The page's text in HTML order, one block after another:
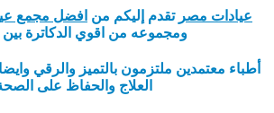
عيادات مصر تقدم إليكم من افضل مجمع
ومجموعه من اقوي الدكاترة بين
أطباء معتمدين ملتزمون بالتميز والرقي
العلاج والحفاظ على